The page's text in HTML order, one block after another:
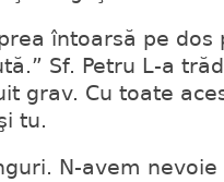
întoarsă pe dos
Sf. Petru L-a
grav. Cu toate
tu.
N-avem